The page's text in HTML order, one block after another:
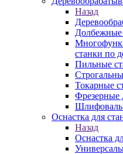
Назад
Долбежные
станки по
Пильные
Токарные
Фрезерные
Оснастка для
Назад
Оснастка